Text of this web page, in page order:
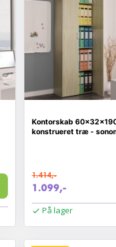
Kontorskab
konstrueret træ -
1.414,-
1.099,-
På lager